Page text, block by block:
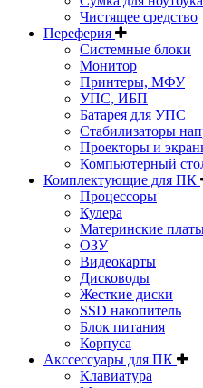
Чистящее средство
Переферия
Системные блоки
Монитор
Принтеры, МФУ
УПС, ИБП
Батарея для УПС
Стабилизаторы
Проекторы и
Компьютерный
Комплектующие для ПК
Процессоры
Кулера
Материнские
ОЗУ
Видеокарты
Дисководы
Жесткие диски
SSD накопитель
Блок питания
Корпуса
Акссессуары для ПК
Клавиатура